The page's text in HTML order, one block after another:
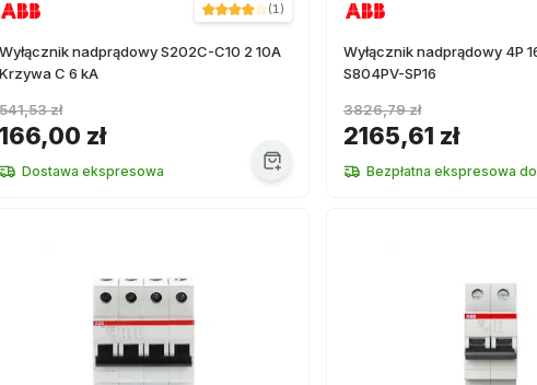
(1)
Wyłącznik nadprądowy S202C-C10 2 10A
Krzywa C 6 kA
166,00 zł
541,53 zł
Dostawa ekspresowa
Wyłącznik nadprądowy 4P
S804PV-SP16
2165,61 zł
3826,79 zł
Bezpłatna ekspresowa